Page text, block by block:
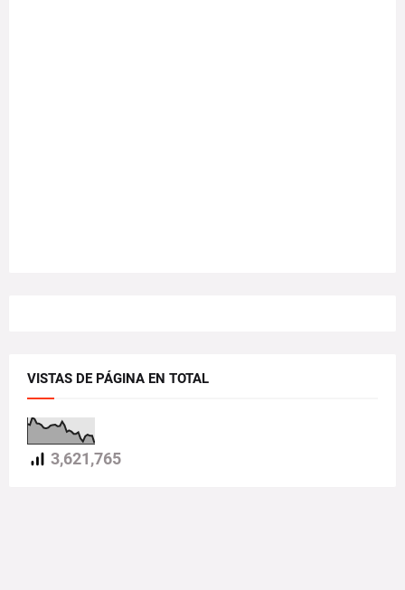
VISTAS DE PÁGINA EN TOTAL
3,621,765